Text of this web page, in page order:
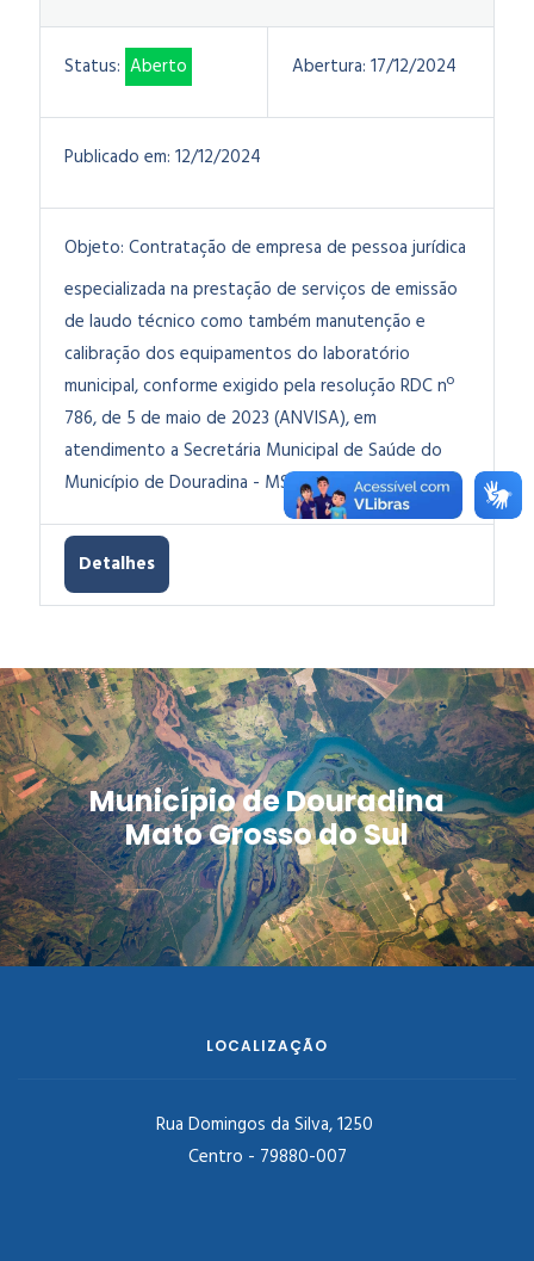
Status: Aberto Abertura: 17/12/2024
Publicado em: 12/12/2024
Objeto: Contratação de empresa de pessoa jurídica
especializada na prestação de serviços de emissão
de laudo técnico como também manutenção e
calibração dos equipamentos do laboratório
municipal, conforme exigido pela resolução RDC nº
786, de 5 de maio de 2023 (ANVISA), em
atendimento a Secretária Municipal de Saúde do
Município de Douradina - MS.
Detalhes
Município de Douradina
Mato Grosso do Sul
LOCALIZAÇÃO
Rua Domingos da Silva, 1250
Centro - 79880-007